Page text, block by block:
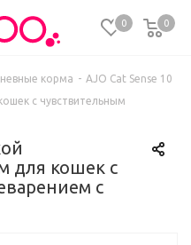
0 0
корма - AJO Cat Sense 10
с чувствительным
для кошек с
с